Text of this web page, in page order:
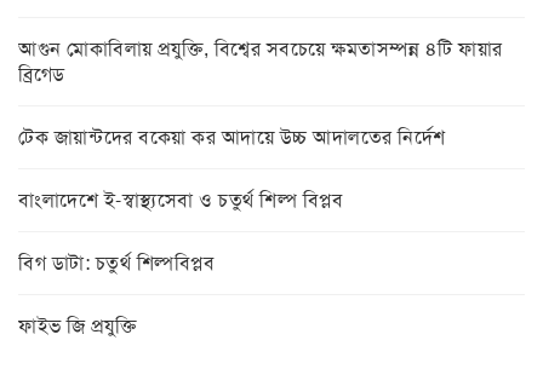
আগুন মোকাবিলায় প্রযুক্তি, বিশ্বের সবচেয়ে ক্ষমতাসম্পন্ন ৪টি ফায়ার
ব্রিগেড
টেক জায়ান্টদের বকেয়া কর আদায়ে উচ্চ আদালতের নির্দেশ
বাংলাদেশে ই-স্বাস্থ্যসেবা ও চতুর্থ শিল্প বিপ্লব
বিগ ডাটা: চতুর্থ শিল্পবিপ্লব
ফাইভ জি প্রযুক্তি